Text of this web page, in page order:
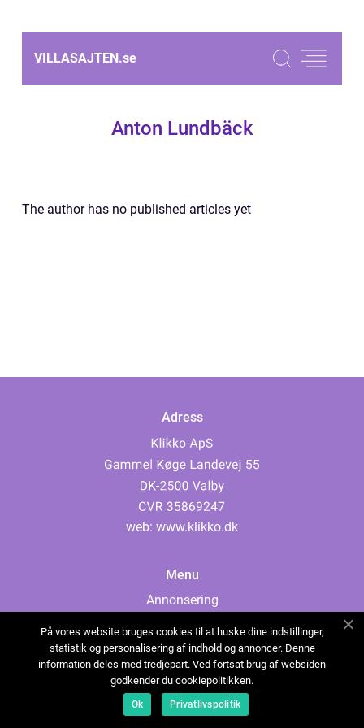
VILLASAJTEN.se
Anton Lundbäck
The author has no published articles yet
Adress
web: www.klikko.dk
Menu
Annonsering
Cookies
Kontakta oss
Sitemap
På vores website bruges cookies til at huske dine indstillinger,
statistik og personalisering af indhold og annoncer. Denne
information deles med tredjepart. Ved fortsat brug af websiden
godkender du cookiepolitikken.
Ok Privatlivspolitik